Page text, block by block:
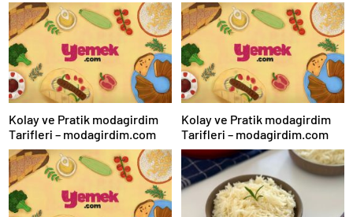
Kolay ve Pratik modagirdim
Tarifleri – modagirdim.com
Kolay ve Pratik modagirdim
Tarifleri – modagirdim.com